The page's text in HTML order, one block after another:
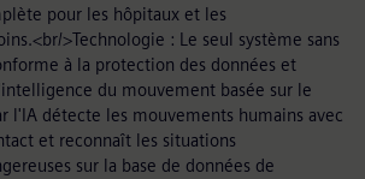
pour les hôpitaux et les
>Technologie : Le seul système sans
à la protection des données et
du mouvement basée sur le
l'IA détecte les mouvements humains avec
et reconnaît les situations
sur la base de données de